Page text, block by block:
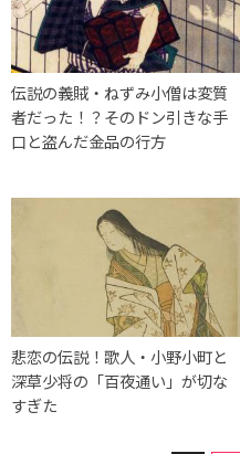
伝説の義賊・ねずみ小僧は変質
者だった！？そのドン引きな手
口と盗んだ金品の行方
悲恋の伝説！歌人・小野小町と
深草少将の「百夜通い」が切な
すぎた